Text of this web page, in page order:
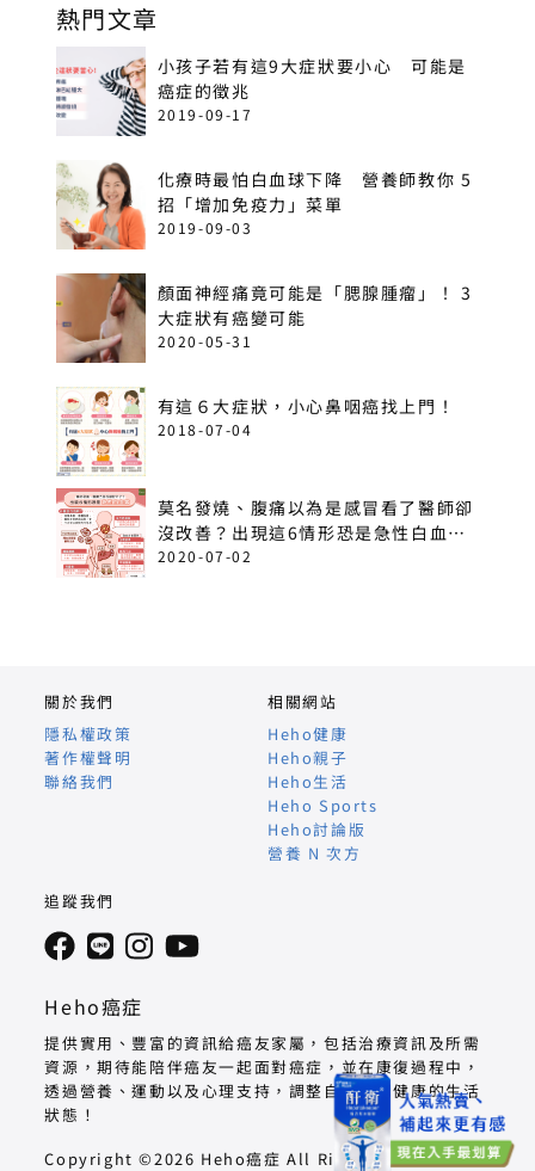
熱門文章
小孩子若有這9大症狀要小心 可能是
癌症的徵兆
2019-09-17
化療時最怕白血球下降 營養師教你 5
招「增加免疫力」菜單
2019-09-03
顏面神經痛竟可能是「腮腺腫瘤」！ 3
大症狀有癌變可能
2020-05-31
有這６大症狀，小心鼻咽癌找上門！
2018-07-04
莫名發燒、腹痛以為是感冒看了醫師卻
沒改善？出現這6情形恐是急性白血
病！
2020-07-02
Heho癌症
提供實用、豐富的資訊給癌友家屬，包括治療資訊及所需
資源，期待能陪伴癌友一起面對癌症，並在康復過程中，
透過營養、運動以及心理支持，調整自己回到健康的生活
狀態！
Copyright ©2026 Heho癌症 All Right Reserved.
關於我們
隱私權政策
著作權聲明
聯絡我們
相關網站
Heho健康
Heho親子
Heho生活
Heho Sports
Heho討論版
營養 N 次方
追蹤我們